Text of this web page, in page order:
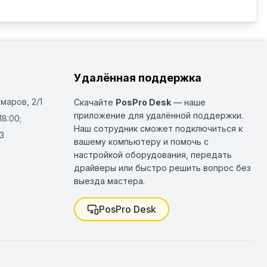
2/1
Удалённая поддержка
Скачайте PosPro Desk — наше
приложение для удалённой поддержки.
Наш сотрудник сможет подключиться к
вашему компьютеру и помочь с
настройкой оборудования, передать
драйверы или быстро решить вопрос без
выезда мастера.
PosPro Desk